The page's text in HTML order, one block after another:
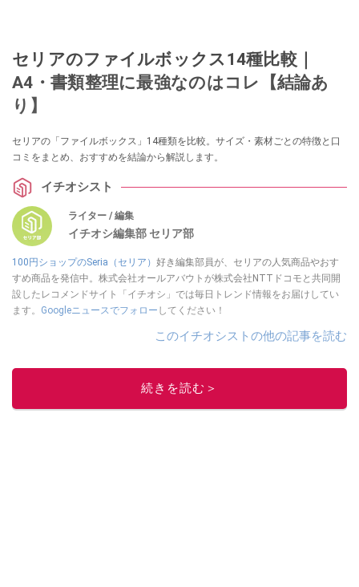
セリアのファイルボックス14種比較｜
A4・書類整理に最強なのはコレ【結論あ
り】
セリアの「ファイルボックス」14種類を比較。サイズ・素材ごとの特徴と口
コミをまとめ、おすすめを結論から解説します。
イチオシスト
ライター / 編集
イチオシ編集部 セリア部
100円ショップのSeria（セリア） 好き編集部員が、セリアの人気商品やおす
すめ商品を発信中。株式会社オールアバウトが株式会社NTTドコモと共同開
設したレコメンドサイト「イチオシ」では毎日トレンド情報をお届けしてい
ます。 Googleニュースでフォロー してください！
このイチオシストの他の記事を読む
続きを読む＞